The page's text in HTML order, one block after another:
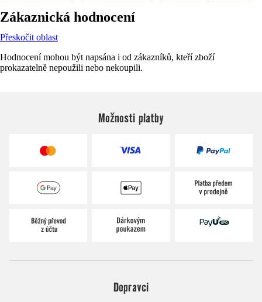
Zákaznická hodnocení
Přeskočit oblast
Hodnocení mohou být napsána i od zákazníků, kteří zboží
prokazatelně nepoužili nebo nekoupili.
Možnosti platby
Dopravci